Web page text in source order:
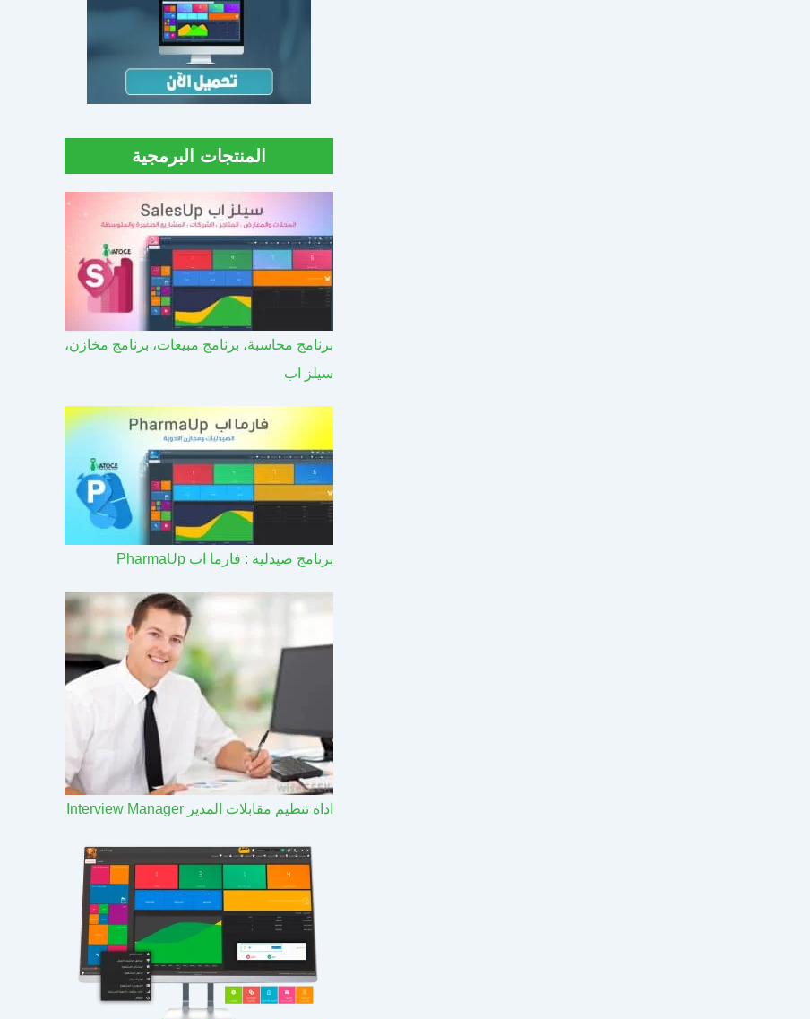
المنتجات البرمجية
برنامج محاسبة، برنامج مبيعات، برنامج مخازن،
سيلز اب
برنامج صيدلية : فارما اب PharmaUp​
اداة تنظيم مقابلات المدير Interview Manager